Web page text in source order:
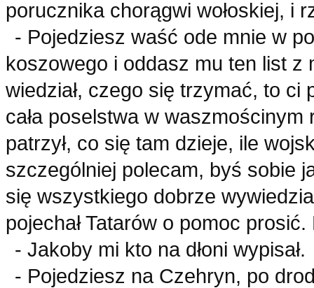
porucznika chorągwi wołoskiej, i
- Pojedziesz waść ode mnie w
koszowego i oddasz mu ten list
wiedział, czego się trzymać, to
cała poselstwa w
patrzył, co się tam dzieje, ile
szczególniej polecam, byś sobie
się wszystkiego dobrze
pojechał Tatarów o pomoc
- Jakoby mi kto na dłoni wypisał.
- Pojedziesz na Czehryn, po